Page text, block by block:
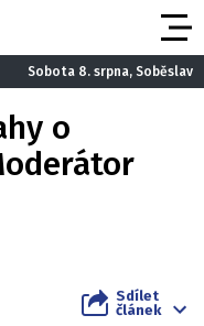
Sobota 8. srpna, Soběslav
o
Sdílet
článek